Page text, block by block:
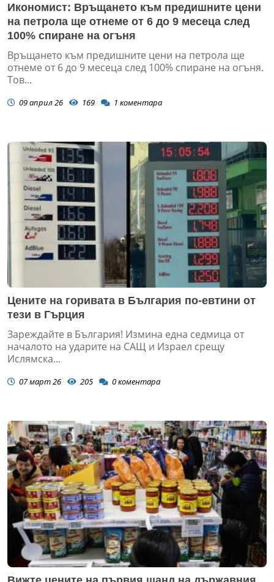
Икономист: Връщането към предишните цени
на петрола ще отнеме от 6 до 9 месеца след
100% спиране на огъня
Връщането към предишните цени на петрола ще
отнеме от 6 до 9 месеца след 100% спиране на огъня.
Тов...
09 април 26 169 1 коментара
Цените на горивата в България по-евтини от
тези в Гърция
Зареждайте в България! Измина една седмица от
началото на ударите на САЩ и Израел срещу
Ислямска...
07 март 26 205 0коментара